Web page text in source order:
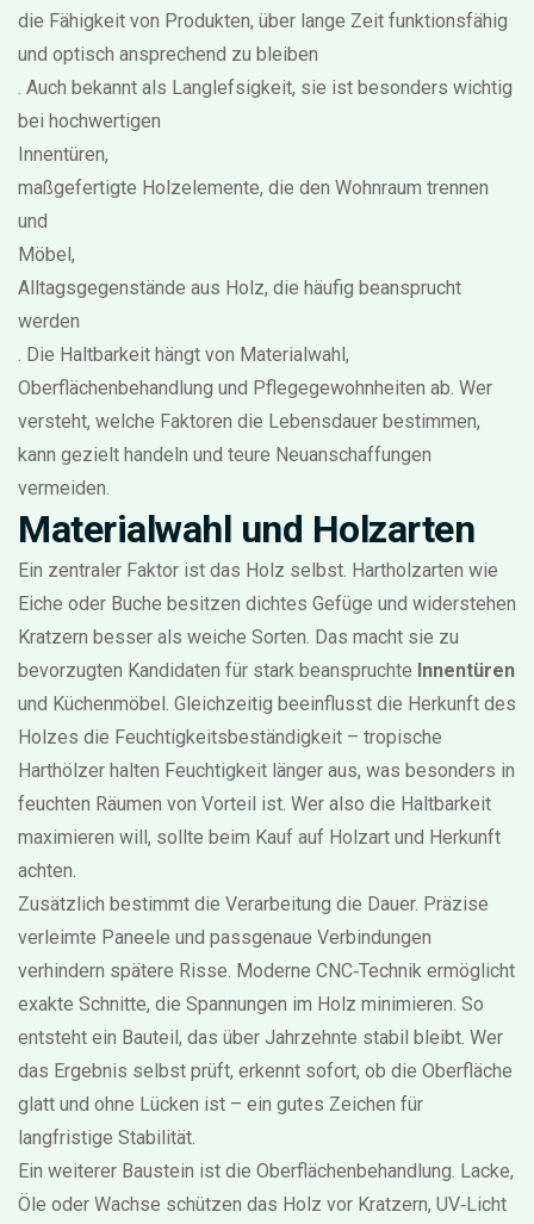
die Fähigkeit von Produkten, über lange Zeit funktionsfähig
und optisch ansprechend zu bleiben
. Auch bekannt als Langlefsigkeit, sie ist besonders wichtig
bei hochwertigen
Innentüren,
maßgefertigte Holz­elemente, die den Wohnraum trennen
und
Möbel,
Alltagsgegenstände aus Holz, die häufig beansprucht
werden
. Die Haltbarkeit hängt von Materialwahl,
Oberflächenbehandlung und Pflegegewohnheiten ab. Wer
versteht, welche Faktoren die Lebensdauer bestimmen,
kann gezielt handeln und teure Neuanschaffungen
vermeiden.
Materialwahl und Holzarten
Ein zentraler Faktor ist das Holz selbst. Hartholzarten wie
Eiche oder Buche besitzen dichtes Gefüge und widerstehen
Kratzern besser als weiche Sorten. Das macht sie zu
bevorzugten Kandidaten für stark beanspruchte Innentüren
und Küchenmöbel. Gleichzeitig beeinflusst die Herkunft des
Holzes die Feuchtigkeitsbeständigkeit – tropische
Harthölzer halten Feuchtigkeit länger aus, was besonders in
feuchten Räumen von Vorteil ist. Wer also die Haltbarkeit
maximieren will, sollte beim Kauf auf Holzart und Herkunft
achten.
Zusätzlich bestimmt die Verarbeitung die Dauer. Präzise
verleimte Paneele und passgenaue Verbindungen
verhindern spätere Risse. Moderne CNC‑Technik ermöglicht
exakte Schnitte, die Spannungen im Holz minimieren. So
entsteht ein Bauteil, das über Jahrzehnte stabil bleibt. Wer
das Ergebnis selbst prüft, erkennt sofort, ob die Oberfläche
glatt und ohne Lücken ist – ein gutes Zeichen für
langfristige Stabilität.
Ein weiterer Baustein ist die Oberflächenbehandlung. Lacke,
Öle oder Wachse schützen das Holz vor Kratzern, UV‑Licht